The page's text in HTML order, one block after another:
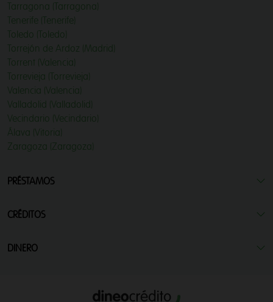
Tarragona (Tarragona)
Tenerife (Tenerife)
Toledo (Toledo)
Torrejón de Ardoz (Madrid)
Torrent (Valencia)
Torrevieja (Torrevieja)
Valencia (Valencia)
Valladolid (Valladolid)
Vecindario (Vecindario)
Álava (Vitoria)
Zaragoza (Zaragoza)
PRÉSTAMOS
CRÉDITOS
DINERO